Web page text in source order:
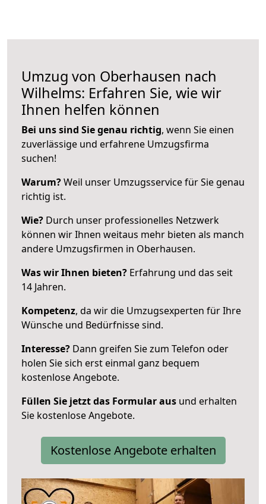
Umzug von Oberhausen nach
Wilhelms: Erfahren Sie, wie wir
Ihnen helfen können
Bei uns sind Sie genau richtig, wenn Sie einen
zuverlässige und erfahrene Umzugsfirma
suchen!
Warum?Weil unser Umzugsservice für Sie genau
richtig ist.
Wie? Durch unser professionelles Netzwerk
können wir Ihnen weitaus mehr bieten als manch
andere Umzugsfirmen in Oberhausen.
Was wir Ihnen bieten? Erfahrung und das seit
14 Jahren.
Kompetenz, da wir die Umzugsexperten für Ihre
Wünsche und Bedürfnisse sind.
Interesse? Dann greifen Sie zum Telefon oder
holen Sie sich erst einmal ganz bequem
kostenlose Angebote.
Füllen Sie jetzt das Formular aus und erhalten
Sie kostenlose Angebote.
Kostenlose Angebote erhalten